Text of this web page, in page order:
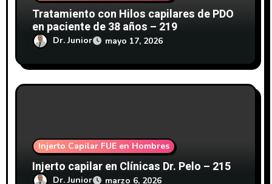
a
d
Tratamiento con Hilos capilares de PDO
en paciente de 38 años – 219
Dr. Junior mayo 17, 2026
Injerto Capilar FUE en Hombres
Injerto capilar en Clínicas Dr. Pelo – 215
Dr. Junior marzo 6, 2026